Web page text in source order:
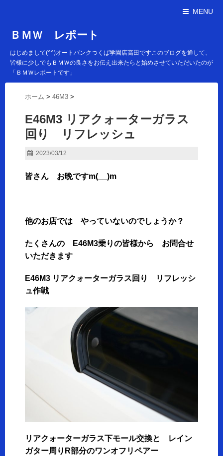
MENU
ＢＭＷ レポート
はじめまして(^^)オートバンクつくば学園店高田ですこのブログを通して、
皆様に少しでもＢＭＷの良さをお伝え出来たらと始めさせていただいたのが
「ＢＭＷレポートです」
ホーム > 46M3 >
E46M3 リアクォーターガラス
回り リフレッシュ
2023/03/12
皆さん お晩ですm(__)m
他のお店では やっていないのでしょうか？
たくさんの E46M3乗りの皆様から お問合せ
いただきます
E46M3 リアクォーターガラス回り リフレッシ
ュ作戦
リアクォーターガラス下モール交換と レイン
ガター周りR部分のワンオフリペアー